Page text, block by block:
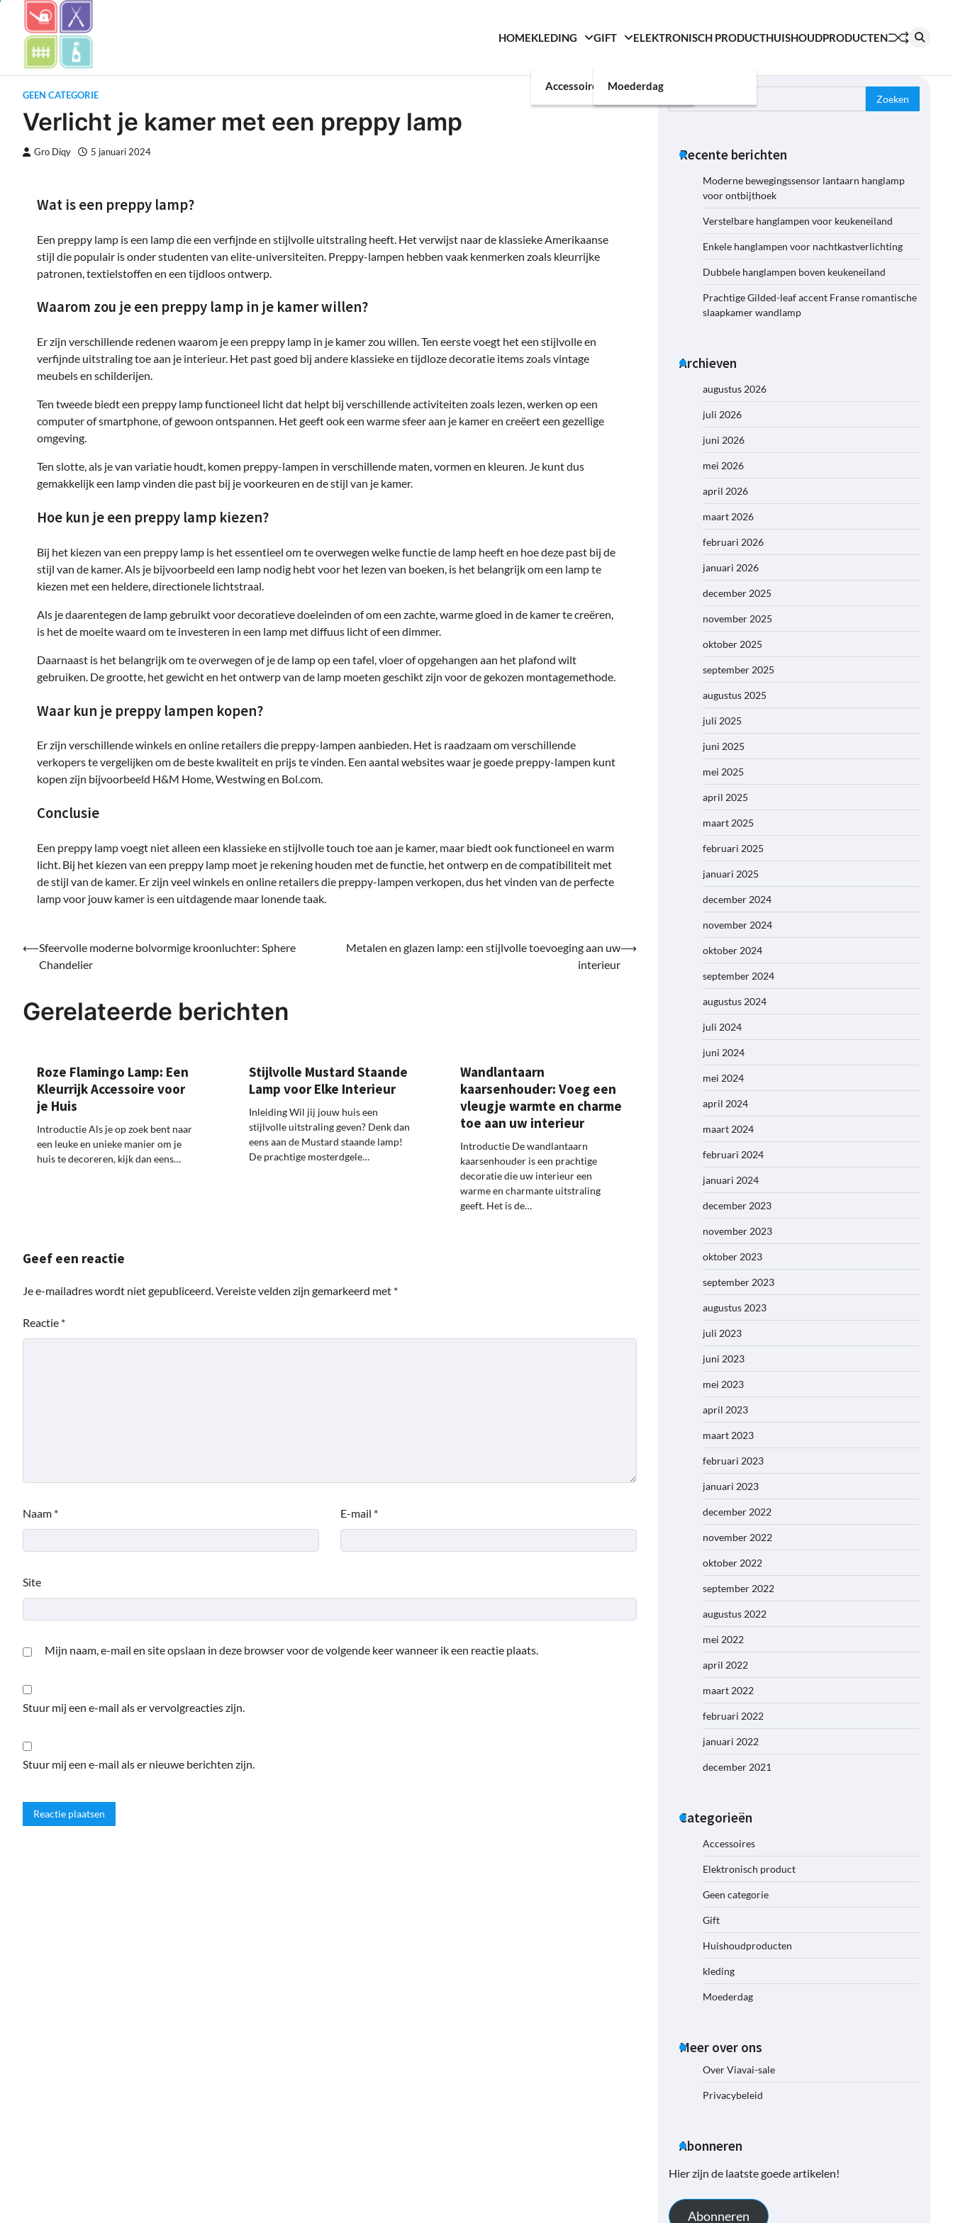
content
HOMEKLEDING
Accessoires
GIFT
Moederdag
ELEKTRONISCH PRODUCTHUISHOUDPRODUCTEN
GEEN CATEGORIE
Verlicht je kamer met een preppy lamp
Gro Diqy 5 januari 2024
Wat is een preppy lamp?
Een preppy lamp is een lamp die een verfijnde en stijlvolle uitstraling heeft. Het verwijst naar de klassieke Amerikaanse
stijl die populair is onder studenten van elite-universiteiten. Preppy-lampen hebben vaak kenmerken zoals kleurrijke
patronen, textielstoffen en een tijdloos ontwerp.
Waarom zou je een preppy lamp in je kamer willen?
Er zijn verschillende redenen waarom je een preppy lamp in je kamer zou willen. Ten eerste voegt het een stijlvolle en
verfijnde uitstraling toe aan je interieur. Het past goed bij andere klassieke en tijdloze decoratie items zoals vintage
meubels en schilderijen.
Ten tweede biedt een preppy lamp functioneel licht dat helpt bij verschillende activiteiten zoals lezen, werken op een
computer of smartphone, of gewoon ontspannen. Het geeft ook een warme sfeer aan je kamer en creëert een gezellige
omgeving.
Ten slotte, als je van variatie houdt, komen preppy-lampen in verschillende maten, vormen en kleuren. Je kunt dus
gemakkelijk een lamp vinden die past bij je voorkeuren en de stijl van je kamer.
Hoe kun je een preppy lamp kiezen?
Bij het kiezen van een preppy lamp is het essentieel om te overwegen welke functie de lamp heeft en hoe deze past bij de
stijl van de kamer. Als je bijvoorbeeld een lamp nodig hebt voor het lezen van boeken, is het belangrijk om een lamp te
kiezen met een heldere, directionele lichtstraal.
Als je daarentegen de lamp gebruikt voor decoratieve doeleinden of om een zachte, warme gloed in de kamer te creëren,
is het de moeite waard om te investeren in een lamp met diffuus licht of een dimmer.
Daarnaast is het belangrijk om te overwegen of je de lamp op een tafel, vloer of opgehangen aan het plafond wilt
gebruiken. De grootte, het gewicht en het ontwerp van de lamp moeten geschikt zijn voor de gekozen montagemethode.
Waar kun je preppy lampen kopen?
Er zijn verschillende winkels en online retailers die preppy-lampen aanbieden. Het is raadzaam om verschillende
verkopers te vergelijken om de beste kwaliteit en prijs te vinden. Een aantal websites waar je goede preppy-lampen kunt
kopen zijn bijvoorbeeld H&M Home, Westwing en Bol.com.
Conclusie
Een preppy lamp voegt niet alleen een klassieke en stijlvolle touch toe aan je kamer, maar biedt ook functioneel en warm
licht. Bij het kiezen van een preppy lamp moet je rekening houden met de functie, het ontwerp en de compatibiliteit met
de stijl van de kamer. Er zijn veel winkels en online retailers die preppy-lampen verkopen, dus het vinden van de perfecte
lamp voor jouw kamer is een uitdagende maar lonende taak.
Bericht
navigatie
⟵Sfeervolle moderne bolvormige kroonluchter: Sphere
Chandelier
Metalen en glazen lamp: een stijlvolle toevoeging aan uw
interieur
⟶
Gerelateerde berichten
Roze Flamingo Lamp: Een
Kleurrijk Accessoire voor
je Huis
Introductie Als je op zoek bent naar
een leuke en unieke manier om je
huis te decoreren, kijk dan eens…
Stijlvolle Mustard Staande
Lamp voor Elke Interieur
Inleiding Wil jij jouw huis een
stijlvolle uitstraling geven? Denk dan
eens aan de Mustard staande lamp!
De prachtige mosterdgele…
Wandlantaarn
kaarsenhouder: Voeg een
vleugje warmte en charme
toe aan uw interieur
Introductie De wandlantaarn
kaarsenhouder is een prachtige
decoratie die uw interieur een
warme en charmante uitstraling
geeft. Het is de…
Geef een reactie
Je e-mailadres wordt niet gepubliceerd.Vereiste velden zijn gemarkeerd met *
Reactie *
Naam * E-mail *
Site
Mijn naam, e-mail en site opslaan in deze browser voor de volgende keer wanneer ik een reactie plaats.
Stuur mij een e-mail als er vervolgreacties zijn.
Stuur mij een e-mail als er nieuwe berichten zijn.
naar:
Recente berichten
Moderne bewegingssensor lantaarn hanglamp
voor ontbijthoek
Verstelbare hanglampen voor keukeneiland
Enkele hanglampen voor nachtkastverlichting
Dubbele hanglampen boven keukeneiland
Prachtige Gilded-leaf accent Franse romantische
slaapkamer wandlamp
Archieven
augustus 2026
juli 2026
juni 2026
mei 2026
april 2026
maart 2026
februari 2026
januari 2026
december 2025
november 2025
oktober 2025
september 2025
augustus 2025
juli 2025
juni 2025
mei 2025
april 2025
maart 2025
februari 2025
januari 2025
december 2024
november 2024
oktober 2024
september 2024
augustus 2024
juli 2024
juni 2024
mei 2024
april 2024
maart 2024
februari 2024
januari 2024
december 2023
november 2023
oktober 2023
september 2023
augustus 2023
juli 2023
juni 2023
mei 2023
april 2023
maart 2023
februari 2023
januari 2023
december 2022
november 2022
oktober 2022
september 2022
augustus 2022
mei 2022
april 2022
maart 2022
februari 2022
januari 2022
december 2021
Categorieën
Accessoires
Elektronisch product
Geen categorie
Gift
Huishoudproducten
kleding
Moederdag
Meer over ons
Over Viavai-sale
Privacybeleid
Abonneren
Hier zijn de laatste goede artikelen!
Abonneren